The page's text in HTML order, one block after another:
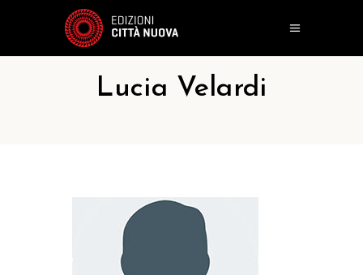
Lucia Velardi